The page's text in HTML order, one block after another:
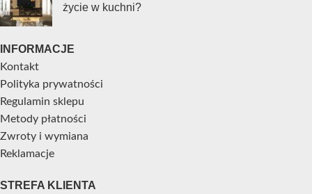
życie w kuchni?
INFORMACJE
Kontakt
Polityka prywatności
Regulamin sklepu
Metody płatności
Zwroty i wymiana
Reklamacje
STREFA KLIENTA